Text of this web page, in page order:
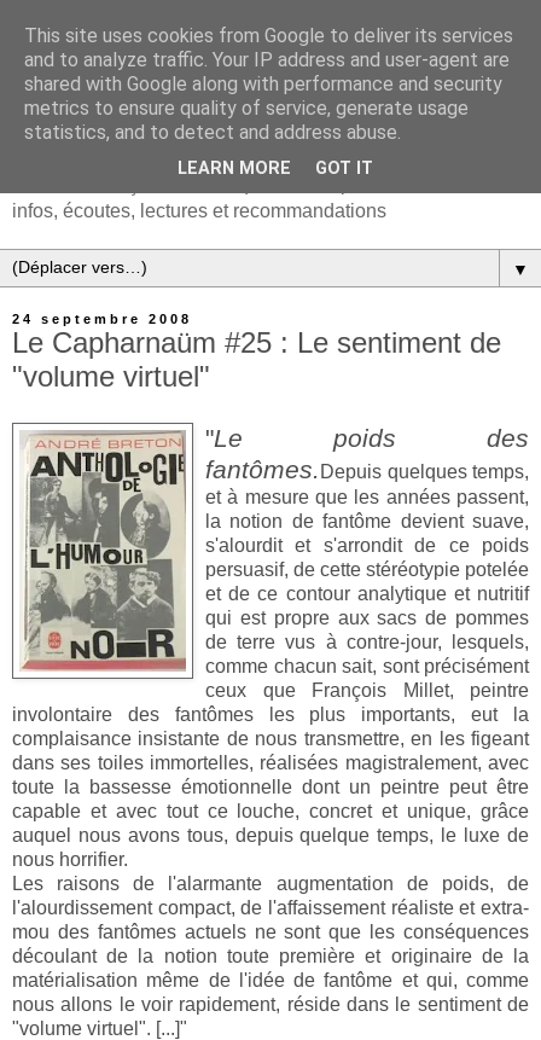
infos, écoutes, lectures et recommandations
▼
24 septembre 2008
Le Capharnaüm #25 : Le sentiment de
"volume virtuel"
"Le poids des
fantômes. Depuis quelques temps,
et à mesure que les années passent,
la notion de fantôme devient suave,
s'alourdit et s'arrondit de ce poids
persuasif, de cette stéréotypie potelée
et de ce contour analytique et nutritif
qui est propre aux sacs de pommes
de terre vus à contre-jour, lesquels,
comme chacun sait, sont précisément
ceux que François Millet, peintre
involontaire des fantômes les plus importants, eut la
complaisance insistante de nous transmettre, en les figeant
dans ses toiles immortelles, réalisées magistralement, avec
toute la bassesse émotionnelle dont un peintre peut être
capable et avec tout ce louche, concret et unique, grâce
auquel nous avons tous, depuis quelque temps, le luxe de
nous horrifier.
Les raisons de l'alarmante augmentation de poids, de
l'alourdissement compact, de l'affaissement réaliste et extra-
mou des fantômes actuels ne sont que les conséquences
découlant de la notion toute première et originaire de la
matérialisation même de l'idée de fantôme et qui, comme
nous allons le voir rapidement, réside dans le sentiment de
"volume virtuel". [...]"
This site uses cookies from Google to deliver its services
and to analyze traffic. Your IP address and user-agent are
shared with Google along with performance and security
metrics to ensure quality of service, generate usage
statistics, and to detect and address abuse.
LEARN MORE GOT IT